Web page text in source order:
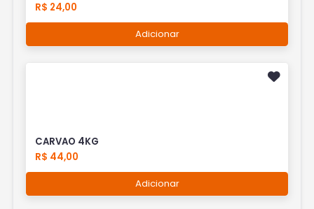
R$ 24,00
Adicionar
CARVAO 4KG
R$ 44,00
Adicionar